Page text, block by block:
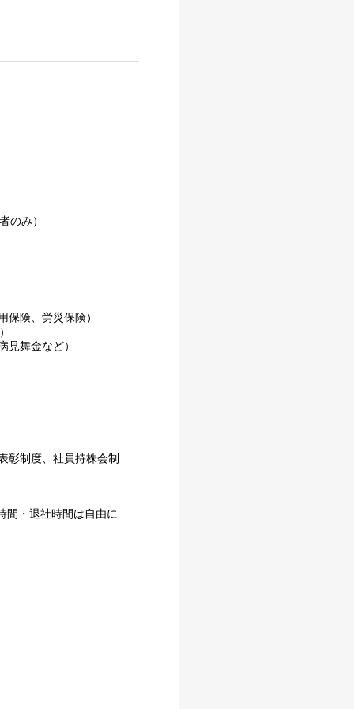
のみ）
険、労災保険）
見舞金など）
彰制度、社員持株会制
間・退社時間は自由に